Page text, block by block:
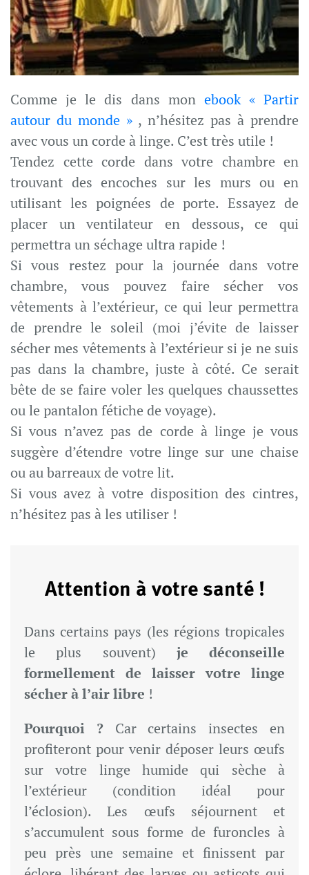
Comme je le dis dans mon ebook « Partir
autour du monde » , n’hésitez pas à prendre
avec vous un corde à linge. C’est très utile !
Tendez cette corde dans votre chambre en
trouvant des encoches sur les murs ou en
utilisant les poignées de porte. Essayez de
placer un ventilateur en dessous, ce qui
permettra un séchage ultra rapide !
Si vous restez pour la journée dans votre
chambre, vous pouvez faire sécher vos
vêtements à l’extérieur, ce qui leur permettra
de prendre le soleil (moi j’évite de laisser
sécher mes vêtements à l’extérieur si je ne suis
pas dans la chambre, juste à côté. Ce serait
bête de se faire voler les quelques chaussettes
ou le pantalon fétiche de voyage).
Si vous n’avez pas de corde à linge je vous
suggère d’étendre votre linge sur une chaise
ou au barreaux de votre lit.
Si vous avez à votre disposition des cintres,
n’hésitez pas à les utiliser !
Attention à votre santé !
Dans certains pays (les régions tropicales
le plus souvent) je déconseille
formellement de laisser votre linge
sécher à l’air libre !
Pourquoi ? Car certains insectes en
profiteront pour venir déposer leurs œufs
sur votre linge humide qui sèche à
l’extérieur (condition idéal pour
l’éclosion). Les œufs séjournent et
s’accumulent sous forme de furoncles à
peu près une semaine et finissent par